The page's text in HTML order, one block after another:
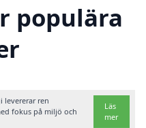
populära
levererar ren
fokus på miljö och
Läs
mer